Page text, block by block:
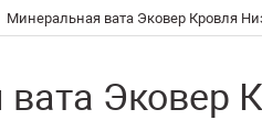
Минеральная вата Эковер Кровля
Эковер